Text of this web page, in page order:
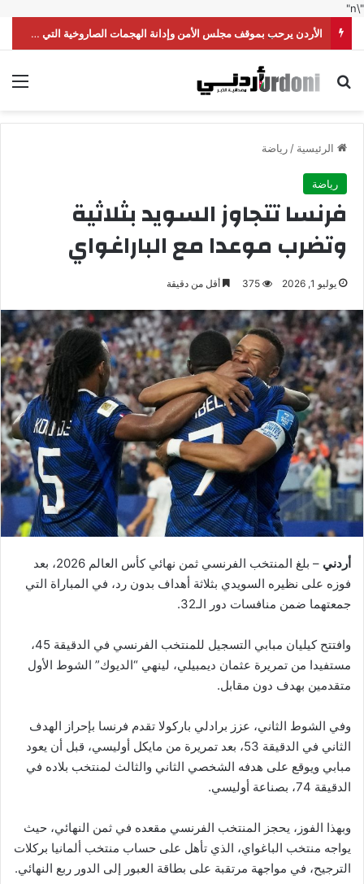
"\n"
الأردن يرحب بموقف مجلس الأمن وإدانة الهجمات الصاروخية التي شنّتها ميليشيا الحوثي على السعودية
بحث عن
الرئيسية /رياضة
رياضة
فرنسا تتجاوز السويد بثلاثية
وتضرب موعدا مع الباراغواي
يوليو 1, 2026 375 أقل من دقيقة
أردني
– بلغ المنتخب الفرنسي ثمن نهائي كأس العالم 2026، بعد
فوزه على نظيره السويدي بثلاثة أهداف بدون رد، في المباراة التي
جمعتهما ضمن منافسات دور الـ32.
وافتتح كيليان مبابي التسجيل للمنتخب الفرنسي في الدقيقة 45،
مستفيدا من تمريرة عثمان ديمبيلي، لينهي “الديوك” الشوط الأول
متقدمين بهدف دون مقابل.
وفي الشوط الثاني، عزز برادلي باركولا تقدم فرنسا بإحراز الهدف
الثاني في الدقيقة 53، بعد تمريرة من مايكل أوليسي، قبل أن يعود
مبابي ويوقع على هدفه الشخصي الثاني والثالث لمنتخب بلاده في
الدقيقة 74، بصناعة أوليسي.
وبهذا الفوز، يحجز المنتخب الفرنسي مقعده في ثمن النهائي، حيث
يواجه منتخب الباغواي، الذي تأهل على حساب منتخب ألمانيا بركلات
الترجيح، في مواجهة مرتقبة على بطاقة العبور إلى الدور ربع النهائي.